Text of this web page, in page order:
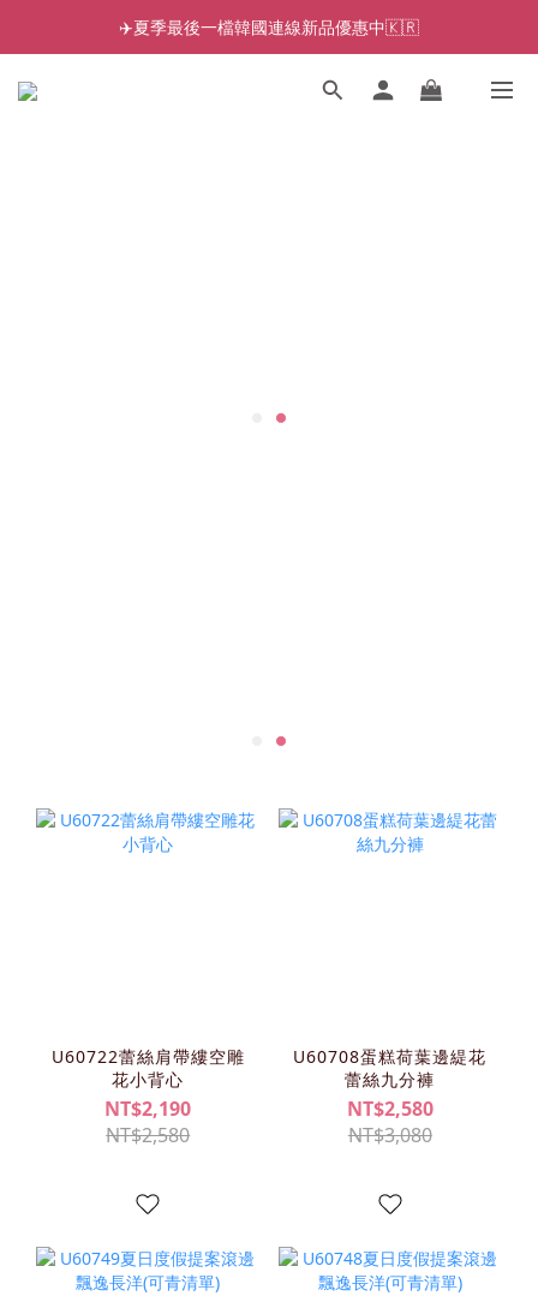
✈️夏季最後一檔韓國連線新品優惠中🇰🇷
U60722蕾絲肩帶縷空雕
花小背心
NT$2,190
NT$2,580
U60708蛋糕荷葉邊緹花
蕾絲九分褲
NT$2,580
NT$3,080